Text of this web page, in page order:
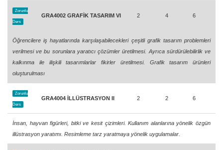
Zorunlu
Ders
GRA4002 GRAFİK TASARIM VI 2 4 6
Öğrencilere iş hayatlarında karşılaşabilecekleri çeşitli grafik tasarım problemleri
verilmesi ve bu sorunlara yaratıcı çözümler üretilmesi. Ayrıca sürdürülebilirlik ve
kalkınma ile ilişkili tasarımlarlar fikirler üretilmesi. Grafik tasarım ürünleri
oluşturulması
Zorunlu
Ders
GRA4004 İLLÜSTRASYON II 2 2 6
İnsan, hayvan figürleri, bitki ve kesit çizimleri. Kullanım alanlarına yönelik özgün
illüstrasyon yaratımı. Resimleme tarz yaratmaya yönelik uygulamalar.